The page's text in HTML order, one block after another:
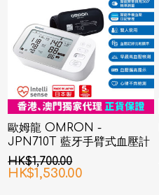
歐姆龍 OMRON -
JPN710T 藍牙手臂式血壓計
HK$1,700.00
HK$1,530.00